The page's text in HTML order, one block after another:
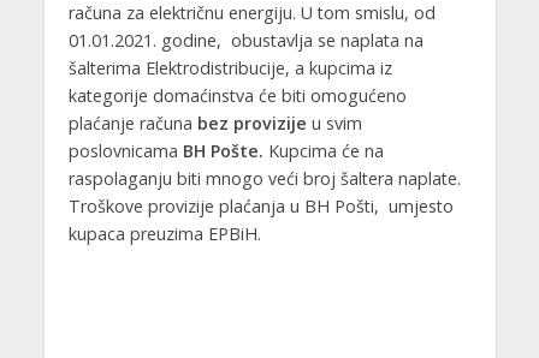
računa za električnu energiju. U tom smislu, od
01.01.2021. godine, obustavlja se naplata na
šalterima Elektrodistribucije, a kupcima iz
kategorije domaćinstva će biti omogućeno
plaćanje računa bez provizije u svim
poslovnicama BH Pošte. Kupcima će na
raspolaganju biti mnogo veći broj šaltera naplate.
Troškove provizije plaćanja u BH Pošti, umjesto
kupaca preuzima EPBiH.